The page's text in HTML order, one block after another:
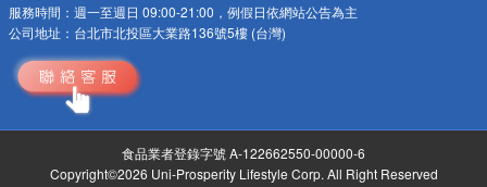
服務時間： 週一至週日 09:00-21:00，例假日依網站公告為主
公司地址： 台北市北投區大業路136號5樓 (台灣)
食品業者登錄字號 A-122662550-00000-6
Copyright©2026 Uni-Prosperity Lifestyle Corp. All Right Reserved